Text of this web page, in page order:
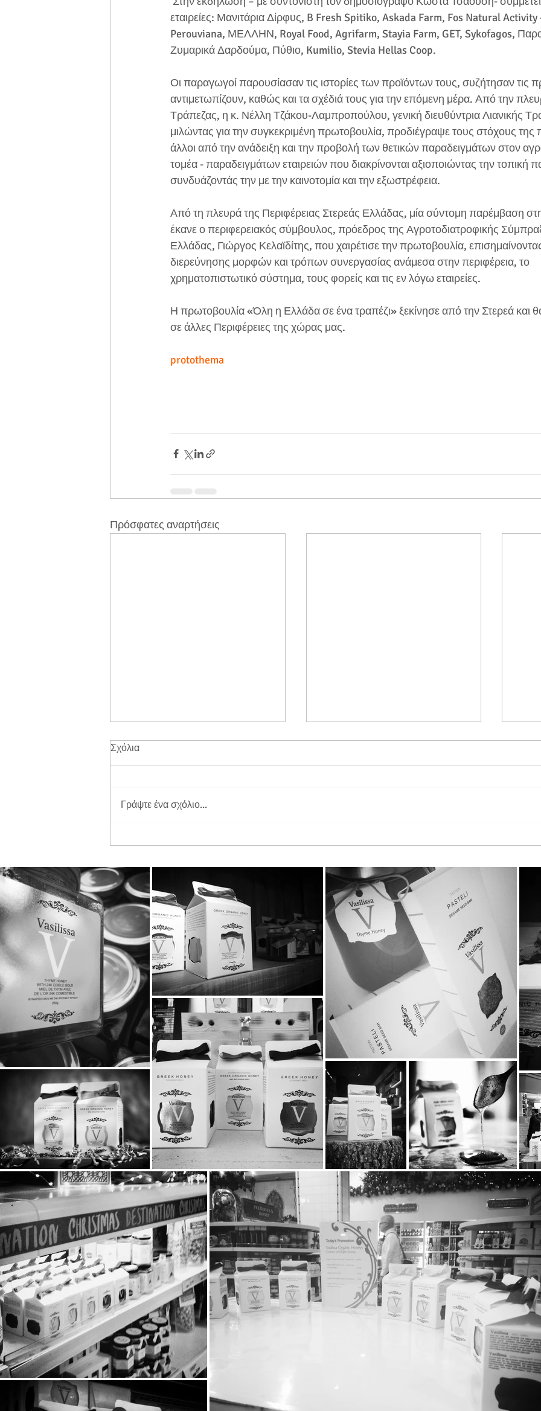
εταιρείες: Μανιτάρια Δίρφυς, B Fresh Spitiko, Askada Farm, Fos Natural Activity
Perouviana, ΜΕΛΛΗΝ, Royal Food, Agrifarm, Stayia Farm, GET, Sykofagos,
Ζυμαρικά Δαρδούμα, Πύθιο, Kumilio, Stevia Hellas Coop.
Οι παραγωγοί παρουσίασαν τις ιστορίες των προϊόντων τους, συζήτησαν τις
αντιμετωπίζουν, καθώς και τα σχέδιά τους για την επόμενη μέρα. Από την
Τράπεζας, η κ. Νέλλη Τζάκου-Λαμπροπούλου, γενική διευθύντρια Λιανικής
μιλώντας για την συγκεκριμένη πρωτοβουλία, προδιέγραψε τους στόχους της
άλλοι από την ανάδειξη και την προβολή των θετικών παραδειγμάτων στον
τομέα - παραδειγμάτων εταιρειών που διακρίνονται αξιοποιώντας την τοπική
συνδυάζοντάς την με την καινοτομία και την εξωστρέφεια.
Από τη πλευρά της Περιφέρειας Στερεάς Ελλάδας, μία σύντομη παρέμβαση
έκανε ο περιφερειακός σύμβουλος, πρόεδρος της Αγροτοδιατροφικής
Ελλάδας, Γιώργος Κελαϊδίτης, που χαιρέτισε την πρωτοβουλία,
διερεύνησης μορφών και τρόπων συνεργασίας ανάμεσα στην περιφέρεια, το
χρηματοπιστωτικό σύστημα, τους φορείς και τις εν λόγω εταιρείες.
Η πρωτοβουλία «Όλη η Ελλάδα σε ένα τραπέζι» ξεκίνησε από την Στερεά και θα
σε άλλες Περιφέρειες της χώρας μας.
protothema
Πρόσφατες αναρτήσεις
Exports Awards 2026
ξεχωριστή εμπειρία για 50
μικρούς φίλους
Σχόλια
Γράψτε ένα σχόλιο...